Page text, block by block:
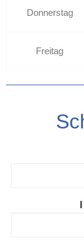
Donnerstag
Freitag